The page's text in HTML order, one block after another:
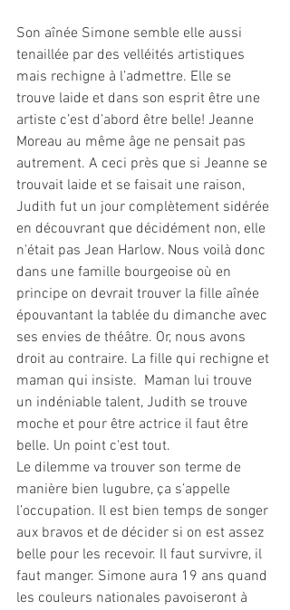
Son aînée Simone semble elle aussi
tenaillée par des velléités artistiques
mais rechigne à l’admettre. Elle se
trouve laide et dans son esprit être une
artiste c’est d’abord être belle! Jeanne
Moreau au même âge ne pensait pas
autrement. A ceci près que si Jeanne se
trouvait laide et se faisait une raison,
Judith fut un jour complètement sidérée
en découvrant que décidément non, elle
n'était pas Jean Harlow. Nous voilà donc
dans une famille bourgeoise où en
principe on devrait trouver la fille aînée
épouvantant la tablée du dimanche avec
ses envies de théâtre. Or, nous avons
droit au contraire. La fille qui rechigne et
maman qui insiste.  Maman lui trouve
un indéniable talent, Judith se trouve
moche et pour être actrice il faut être
belle. Un point c'est tout.
Le dilemme va trouver son terme de
manière bien lugubre, ça s’appelle
l’occupation. Il est bien temps de songer
aux bravos et de décider si on est assez
belle pour les recevoir. Il faut survivre, il
faut manger. Simone aura 19 ans quand
les couleurs nationales pavoiseront à